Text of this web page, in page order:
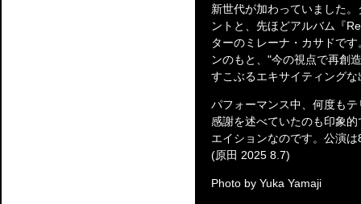
新世代が加わっていました
ントと、先ほどアルバム『
ターのミレーナ・カサドで
ンのもと、"今の視点で再創
すこぶるエキサイティング
パフォーマンス中、何度も
感謝を述べていたのも印象
エイションなのです。公演
(原田 2025 8.7)
Photo by Yuka Yamaji